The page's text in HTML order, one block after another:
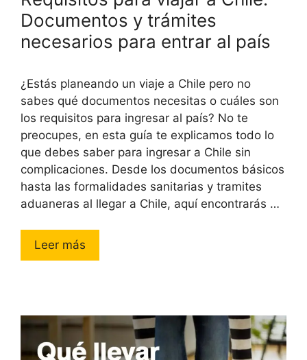
Documentos y trámites
necesarios para entrar al país
¿Estás planeando un viaje a Chile pero no
sabes qué documentos necesitas o cuáles son
los requisitos para ingresar al país? No te
preocupes, en esta guía te explicamos todo lo
que debes saber para ingresar a Chile sin
complicaciones. Desde los documentos básicos
hasta las formalidades sanitarias y tramites
aduaneras al llegar a Chile, aquí encontrarás …
Leer más